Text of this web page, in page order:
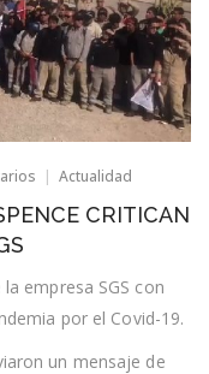
en
DE
CRITICAN
DESPIDOS
EN
EMPRESA
Actualidad
CRITICAN
empresa SGS con
por el Covid-19.
un mensaje de